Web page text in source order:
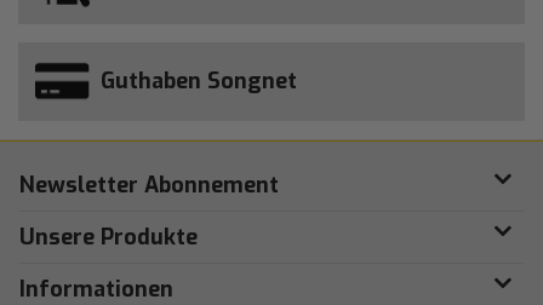
Guthaben Songnet
Newsletter Abonnement
Unsere Produkte
Informationen